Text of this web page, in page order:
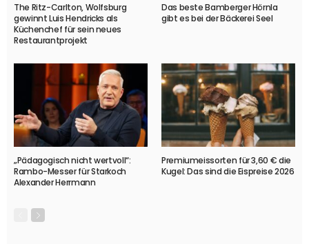
The Ritz-Carlton, Wolfsburg
gewinnt Luis Hendricks als
Küchenchef für sein neues
Restaurantprojekt
Das beste Bamberger Hörnla
gibt es bei der Bäckerei Seel
„Pädagogisch nicht wertvoll“:
Rambo-Messer für Starkoch
Alexander Herrmann
Premiumeissorten für 3,60 € die
Kugel: Das sind die Eispreise 2026